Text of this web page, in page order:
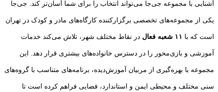
آشنایی با مجموعه جی‌جا می‌تواند انتخاب را برای شما آسان‌تر کند. جی‌جا
یکی از مجموعه‌های تخصصی برگزارکننده کارگاه‌های مادر و کودک در تهران
است که با ۱۱ شعبه فعال در نقاط مختلف شهر، تلاش می‌کند خدمات
آموزشی و بازی‌محور را در دسترس خانواده‌های بیشتری قرار دهد. این
مجموعه با بهره‌گیری از مربیان آموزش‌دیده، برنامه‌های متناسب با گروه‌های
سنی مختلف و محیطی ایمن و استاندارد، فضایی فراهم کرده است تا